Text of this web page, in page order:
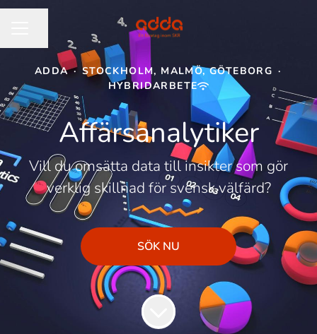
ADDA · STOCKHOLM, MALMÖ, GÖTEBORG ·
HYBRIDARBETE
Affärsanalytiker
Vill du omsätta data till insikter som gör
verklig skillnad för svensk välfärd?
SÖK NU